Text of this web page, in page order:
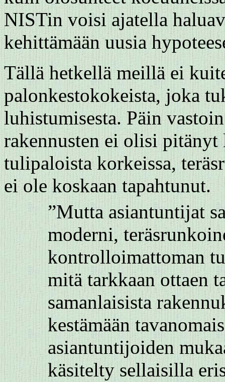
NISTin voisi ajatella
kehittämään uusia
Tällä hetkellä meillä ei
palonkestokokeista, joka
luhistumisesta. Päin
rakennusten ei olisi
tulipaloista korkeissa,
ei ole koskaan tapahtunut.
”Mutta asiantuntijat
moderni,
kontrolloimattoman
mitä tarkkaan ottaen
samanlaisista
kestämään
asiantuntijoiden
käsitelty sellaisilla